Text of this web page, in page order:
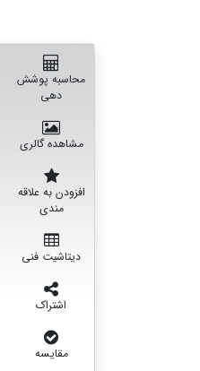
محاسبه پوشش
دهی
مشاهده گالری
افزودن به علاقه
مندی
دیتاشیت فنی
اشتراک
مقایسه